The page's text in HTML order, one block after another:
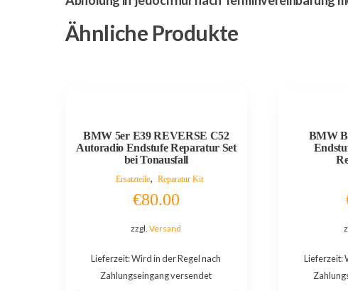
Ähnliche Produkte
BMW 5er E39 REVERSE C52
Autoradio Endstufe Reparatur Set
bei Tonausfall
Ersatzteile, Reparatur Kit
€80.00
zzgl.Versand
Lieferzeit: Wird in der Regel nach
Zahlungseingang versendet
BMW
Lieferzeit: